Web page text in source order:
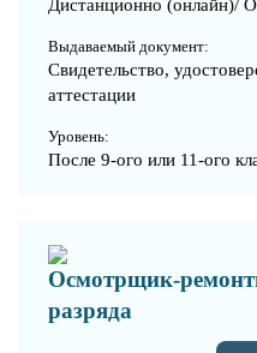
Дистанционно (онлайн)/
Выдаваемый документ:
Свидетельство,
аттестации
Уровень:
После 9-ого или 11-ого
Осмотрщик-
разряда